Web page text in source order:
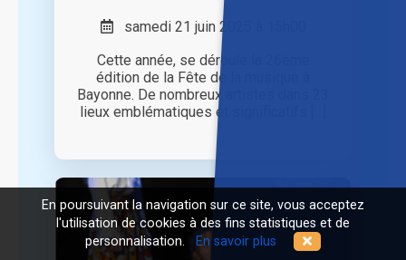
samedi 21 juin 2025 à 15h00
Cette année, se déroule la 26ème
édition de la Fête de la musique à
Bayonne. De nombreux artistes dans 23
lieux emblématiques et significatifs [...]
En poursuivant la navigation sur ce site, vous acceptez
l'utilisation de cookies à des fins statistiques et de
personnalisation.
En savoir plus